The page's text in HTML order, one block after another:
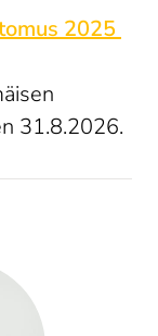
2025
31.8.2026.